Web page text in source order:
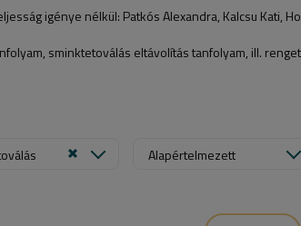
igénye nélkül: Patkós Alexandra, Kalcsu Kati,
sminktetoválás eltávolítás tanfolyam, ill.
Alapértelmezett